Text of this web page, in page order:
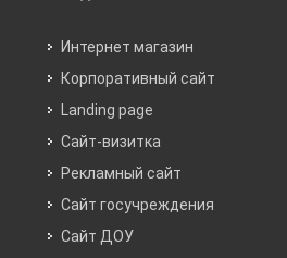
Интернет магазин
Корпоративный сайт
Landing page
Сайт-визитка
Рекламный сайт
Сайт госучреждения
Сайт ДОУ